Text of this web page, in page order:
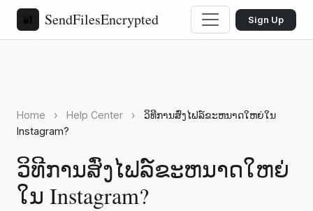
🔐 SendFilesEncrypted Sign Up
Home › Help Center ›
ວິທີການສົ່ງໄຟລ໌ຂະຫນາດໃຫຍ່ໃນ
Instagram?
ວິທີການສົ່ງໄຟລ໌ຂະຫນາດໃຫຍ່
ໃນ Instagram?